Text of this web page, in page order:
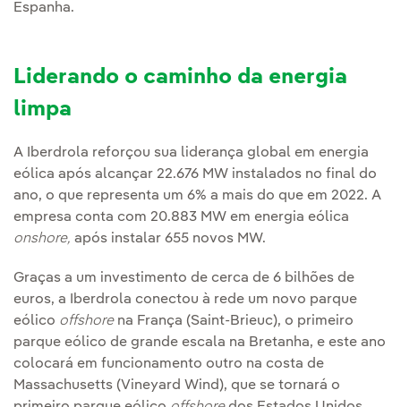
Espanha.
Liderando o caminho da energia
limpa
A Iberdrola reforçou sua liderança global em energia
eólica após alcançar 22.676 MW instalados no final do
ano, o que representa um 6% a mais do que em 2022. A
empresa conta com 20.883 MW em energia eólica
onshore, após instalar 655 novos MW.
Graças a um investimento de cerca de 6 bilhões de
euros, a Iberdrola conectou à rede um novo parque
eólico offshorena França (Saint-Brieuc), o primeiro
parque eólico de grande escala na Bretanha, e este ano
colocará em funcionamento outro na costa de
Massachusetts (Vineyard Wind), que se tornará o